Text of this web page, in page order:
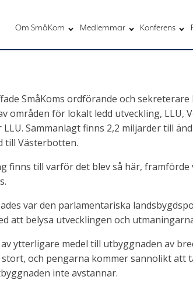
Om SmåKom Medlemmar Konferens
SmåKoms ordförande och
områden för lokalt ledd utveckling,
Sammanlagt finns 2,2 miljarder till
till Västerbotten.
finns till varför det blev så här,
var den parlamentariska
att belysa utvecklingen och
ytterligare medel till utbyggnaden av
stort, och pengarna kommer sannolikt
inte avstannar.